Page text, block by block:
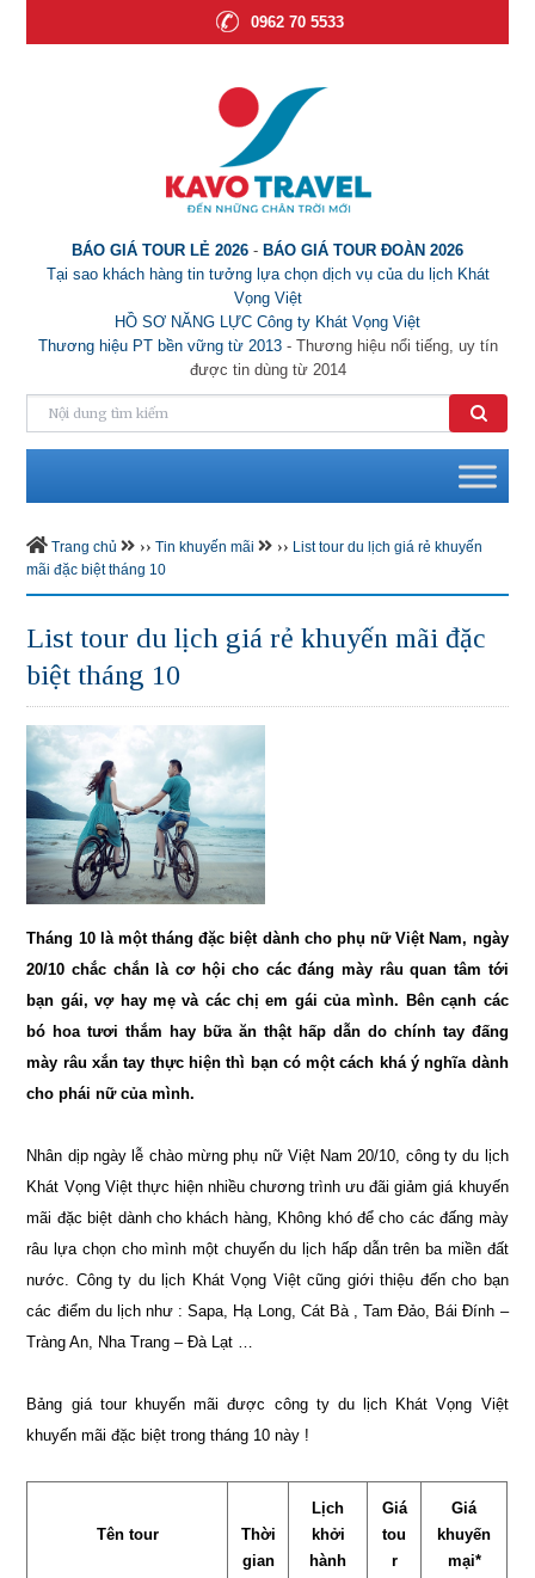
0962 70 5533
BÁO GIÁ TOUR LẺ 2026 - BÁO GIÁ TOUR ĐOÀN 2026
Tại sao khách hàng tin tưởng lựa chọn dịch vụ của du lịch Khát
Vọng Việt
HỒ SƠ NĂNG LỰC Công ty Khát Vọng Việt
Thương hiệu PT bền vững từ 2013- Thương hiệu nổi tiếng, uy tín
được tin dùng từ 2014
Trang chủ ›› Tin khuyến mãi ›› List tour du lịch giá rẻ khuyến
mãi đặc biệt tháng 10
List tour du lịch giá rẻ khuyến mãi đặc
biệt tháng 10
Tháng 10 là một tháng đặc biệt dành cho phụ nữ Việt Nam, ngày
20/10 chắc chắn là cơ hội cho các đáng mày râu quan tâm tới
bạn gái, vợ hay mẹ và các chị em gái của mình. Bên cạnh các
bó hoa tươi thắm hay bữa ăn thật hấp dẫn do chính tay đấng
mày râu xắn tay thực hiện thì bạn có một cách khá ý nghĩa dành
cho phái nữ của mình.
Nhân dịp ngày lễ chào mừng phụ nữ Việt Nam 20/10, công ty du lịch
Khát Vọng Việt thực hiện nhiều chương trình ưu đãi giảm giá khuyến
mãi đặc biệt dành cho khách hàng, Không khó để cho các đấng mày
râu lựa chọn cho mình một chuyến du lịch hấp dẫn trên ba miền đất
nước. Công ty du lịch Khát Vọng Việt cũng giới thiệu đến cho bạn
các điểm du lịch như : Sapa, Hạ Long, Cát Bà , Tam Đảo, Bái Đính –
Tràng An, Nha Trang – Đà Lạt …
Bảng giá tour khuyến mãi được công ty du lịch Khát Vọng Việt
khuyến mãi đặc biệt trong tháng 10 này !
Tên tour
Thời
gian
Lịch
khởi
hành
Giá
tou
r
Giá
khuyến
mại*